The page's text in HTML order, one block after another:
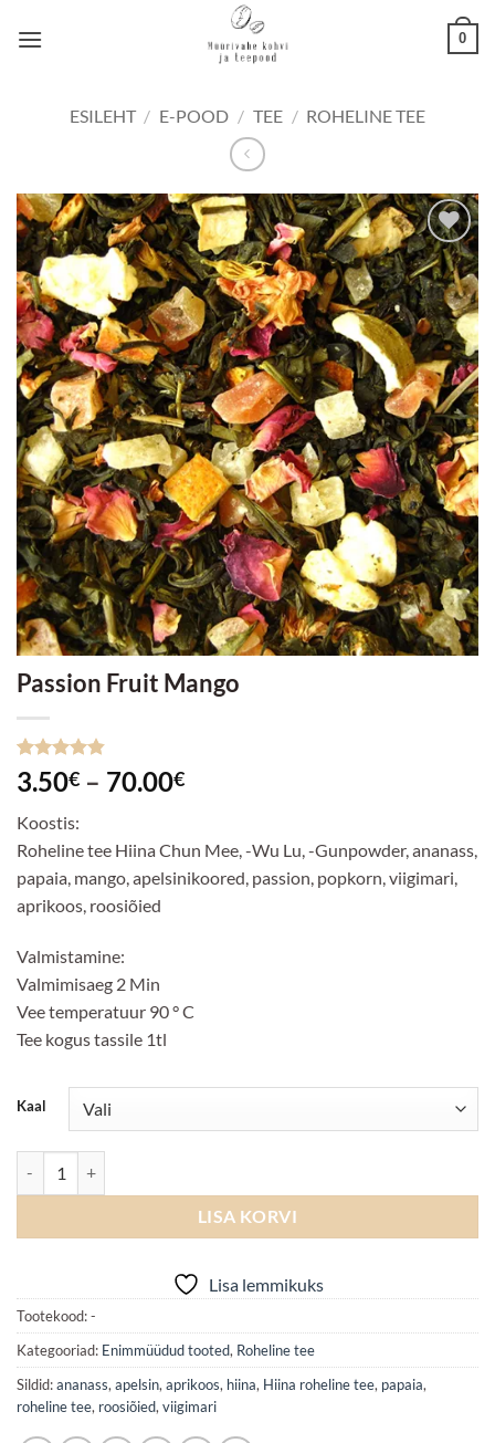
0
ESILEHT / E-POOD / TEE / ROHELINE TEE
Lisa
lemmikuks
Passion Fruit Mango
Hinnatud
4.8/5
15
hinnangu
põhjal
3.50€ – 70.00€Hinnavahemik:
70.00€
Koostis:
Roheline tee Hiina Chun Mee, -Wu Lu, -Gunpowder, ananass,
papaia, mango, apelsinikoored, passion, popkorn, viigimari,
aprikoos, roosiõied
Valmistamine:
Valmimisaeg 2 Min
Vee temperatuur 90 ° C
Tee kogus tassile 1tl
Kaal
LISA KORVI
Lisa lemmikuks
Tootekood:-
Kategooriad: Enimmüüdud tooted, Roheline tee
Sildid:ananass, apelsin, aprikoos, hiina, Hiina roheline tee, papaia,
roheline tee, roosiõied, viigimari